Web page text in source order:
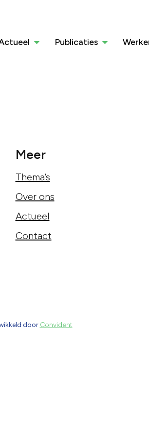
Publicaties
Meer
Thema’s
Over ons
Actueel
Contact
door Convident